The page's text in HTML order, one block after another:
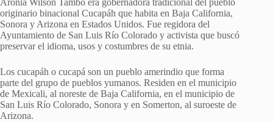
Aronia Wilson Tambo era gobernadora tradicional del pueblo
originario binacional Cucapáh que habita en Baja California,
Sonora y Arizona en Estados Unidos. Fue regidora del
Ayuntamiento de San Luis Río Colorado y activista que buscó
preservar el idioma, usos y costumbres de su etnia.
Los cucapáh o cucapá son un pueblo amerindio que forma
parte del grupo de pueblos yumanos. Residen en el municipio
de Mexicali, al noreste de Baja California, en el municipio de
San Luis Río Colorado, Sonora y en Somerton, al suroeste de
Arizona.